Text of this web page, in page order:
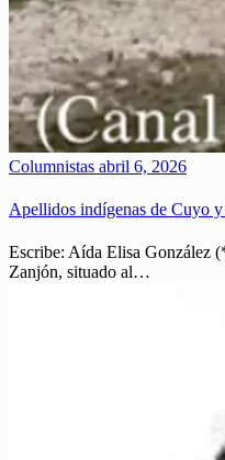
Columnistas abril 6, 2026
Apellidos indígenas de Cuyo
Escribe: Aída Elisa
Zanjón, situado al…